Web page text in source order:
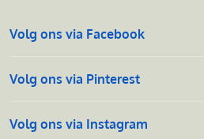
Volg ons via Facebook
Volg ons via Pinterest
Volg ons via Instagram